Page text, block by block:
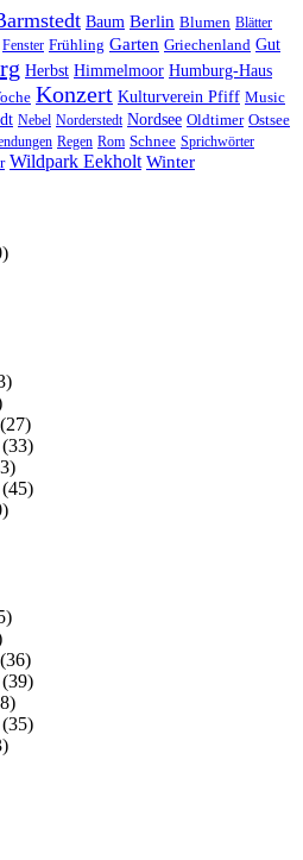
Baum Berlin Blumen Blätter
Fenster Frühling Garten Griechenland Gut
Herbst Himmelmoor Humburg-Haus
Konzert Kulturverein Pfiff Music
Nebel Norderstedt Nordsee Oldtimer Ostsee
Regen Rom Schnee Sprichwörter
Wildpark Eekholt Winter
(27)
(33)
(45)
(36)
(39)
(35)